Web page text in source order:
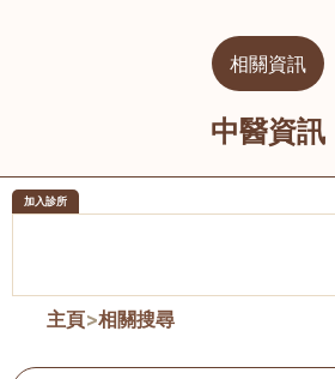
相關資訊
中醫資訊
加入診所
主頁>相關搜尋